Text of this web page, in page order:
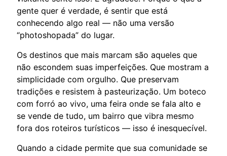
gente quer é verdade, é sentir que está
conhecendo algo real — não uma versão
“photoshopada” do lugar.
Os destinos que mais marcam são aqueles que
não escondem suas imperfeições. Que mostram a
simplicidade com orgulho. Que preservam
tradições e resistem à pasteurização. Um boteco
com forró ao vivo, uma feira onde se fala alto e
se vende de tudo, um bairro que vibra mesmo
fora dos roteiros turísticos — isso é inesquecível.
Quando a cidade permite que sua comunidade se